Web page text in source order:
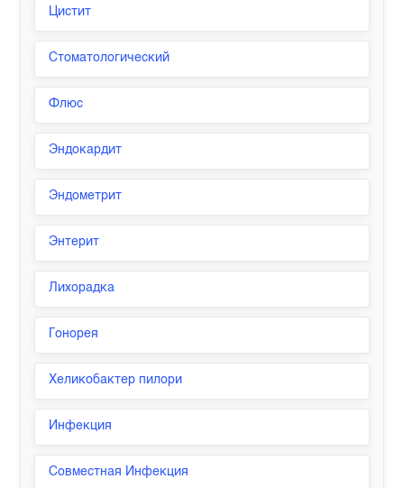
Цистит
Стоматологический
Флюс
Эндокардит
Эндометрит
Энтерит
Лихорадка
Гонорея
Хеликобактер пилори
Инфекция
Совместная Инфекция